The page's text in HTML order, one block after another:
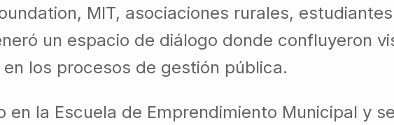
MIT, asociaciones rurales,
un espacio de diálogo donde confluyeron
los procesos de gestión pública.
en la Escuela de Emprendimiento Municipal y